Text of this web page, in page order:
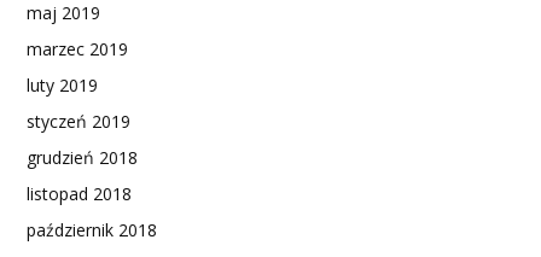
maj 2019
marzec 2019
luty 2019
styczeń 2019
grudzień 2018
listopad 2018
październik 2018